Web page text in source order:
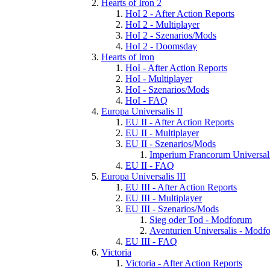
Hearts of Iron 2
HoI 2 - After Action Reports
HoI 2 - Multiplayer
HoI 2 - Szenarios/Mods
HoI 2 - Doomsday
Hearts of Iron
HoI - After Action Reports
HoI - Multiplayer
HoI - Szenarios/Mods
HoI - FAQ
Europa Universalis II
EU II - After Action Reports
EU II - Multiplayer
EU II - Szenarios/Mods
Imperium Francorum
EU II - FAQ
Europa Universalis III
EU III - After Action Reports
EU III - Multiplayer
EU III - Szenarios/Mods
Sieg oder Tod - Modforum
Aventurien Universalis -
EU III - FAQ
Victoria
Victoria - After Action Reports